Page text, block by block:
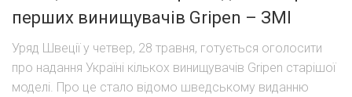
перших винищувачів Gripen – ЗМІ
Уряд Швеції у четвер, 28 травня, готується оголосити
про надання Україні кількох винищувачів Gripen старішої
моделі. Про це стало відомо шведському виданню